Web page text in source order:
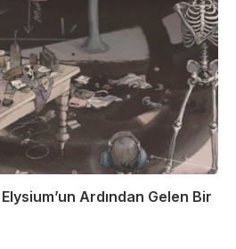
Ardından Gelen Bir